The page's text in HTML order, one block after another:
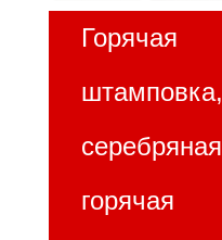
Горячая
штамповка,
серебряная
горячая